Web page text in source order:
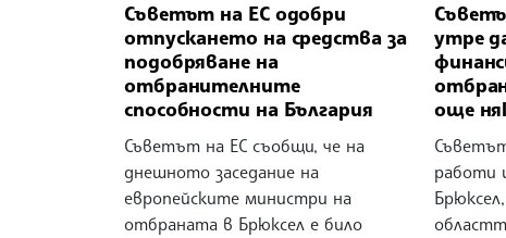
Съветът на ЕС одобри
отпускането на средства за
подобряване на
отбранителните
способности на България
Съветът на ЕС съобщи, че на
днешното заседание на
европейските министри на
отбраната в Брюксел е било
утре
още
работи